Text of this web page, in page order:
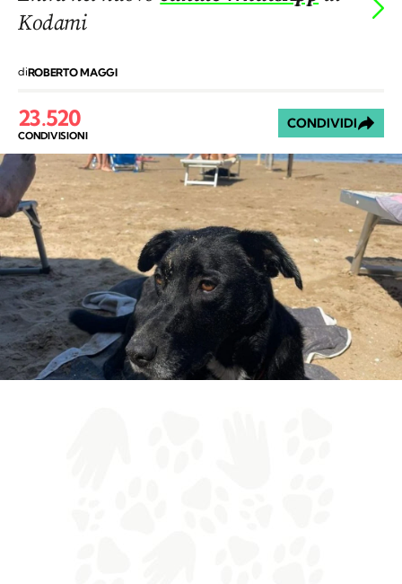
Kodami
diROBERTO MAGGI
23.520
CONDIVISIONI
CONDIVIDI